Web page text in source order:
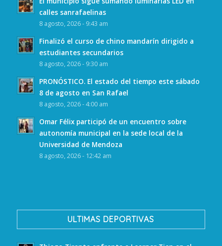
calles sanrafaelinas
8 agosto, 2026 - 9:43 am
Finalizó el curso de chino mandarín dirigido a
estudiantes secundarios
8 agosto, 2026 - 9:30 am
PRONÓSTICO. El estado del tiempo este sábado
8 de agosto en San Rafael
8 agosto, 2026 - 4:00 am
Omar Félix participó de un encuentro sobre
autonomía municipal en la sede local de la
Universidad de Mendoza
8 agosto, 2026 - 12:42 am
ULTIMAS DEPORTIVAS